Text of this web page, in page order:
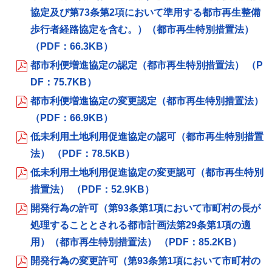
協定及び第73条第2項において準用する都市再生整備
歩行者経路協定を含む。）（都市再生特別措置法）
（PDF：66.3KB）
都市利便増進協定の認定（都市再生特別措置法） （P
DF：75.7KB）
都市利便増進協定の変更認定（都市再生特別措置法）
（PDF：66.9KB）
低未利用土地利用促進協定の認可（都市再生特別措置
法） （PDF：78.5KB）
低未利用土地利用促進協定の変更認可（都市再生特別
措置法） （PDF：52.9KB）
開発行為の許可（第93条第1項において市町村の長が
処理することとされる都市計画法第29条第1項の適
用）（都市再生特別措置法） （PDF：85.2KB）
開発行為の変更許可（第93条第1項において市町村の